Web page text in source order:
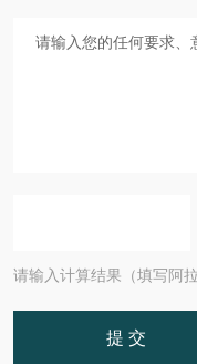
请输入计算结果（填写阿